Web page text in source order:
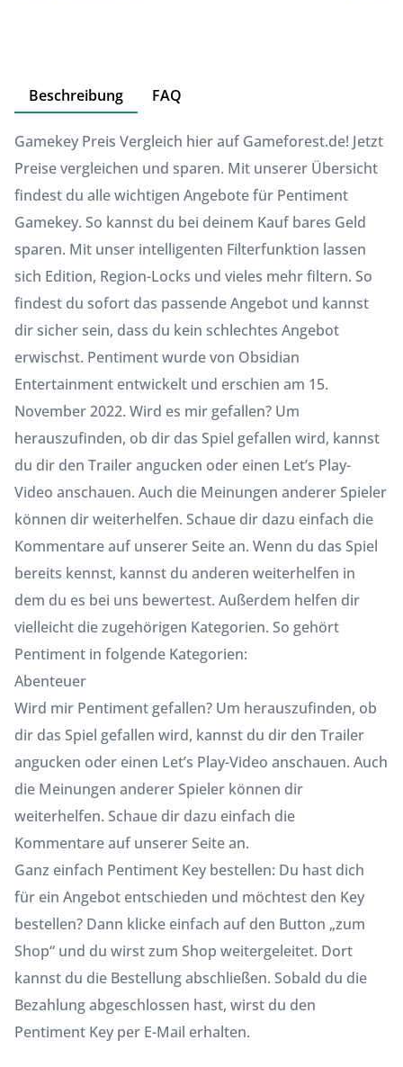
Beschreibung FAQ
Gamekey Preis Vergleich hier auf Gameforest.de! Jetzt
Preise vergleichen und sparen. Mit unserer Übersicht
findest du alle wichtigen Angebote für Pentiment
Gamekey. So kannst du bei deinem Kauf bares Geld
sparen. Mit unser intelligenten Filterfunktion lassen
sich Edition, Region-Locks und vieles mehr filtern. So
findest du sofort das passende Angebot und kannst
dir sicher sein, dass du kein schlechtes Angebot
erwischst. Pentiment wurde von Obsidian
Entertainment entwickelt und erschien am 15.
November 2022. Wird es mir gefallen? Um
herauszufinden, ob dir das Spiel gefallen wird, kannst
du dir den Trailer angucken oder einen Let’s Play-
Video anschauen. Auch die Meinungen anderer Spieler
können dir weiterhelfen. Schaue dir dazu einfach die
Kommentare auf unserer Seite an. Wenn du das Spiel
bereits kennst, kannst du anderen weiterhelfen in
dem du es bei uns bewertest. Außerdem helfen dir
vielleicht die zugehörigen Kategorien. So gehört
Pentiment in folgende Kategorien:
Abenteuer
Wird mir Pentiment gefallen? Um herauszufinden, ob
dir das Spiel gefallen wird, kannst du dir den Trailer
angucken oder einen Let’s Play-Video anschauen. Auch
die Meinungen anderer Spieler können dir
weiterhelfen. Schaue dir dazu einfach die
Kommentare auf unserer Seite an.
Ganz einfach Pentiment Key bestellen: Du hast dich
für ein Angebot entschieden und möchtest den Key
bestellen? Dann klicke einfach auf den Button „zum
Shop“ und du wirst zum Shop weitergeleitet. Dort
kannst du die Bestellung abschließen. Sobald du die
Bezahlung abgeschlossen hast, wirst du den
Pentiment Key per E-Mail erhalten.